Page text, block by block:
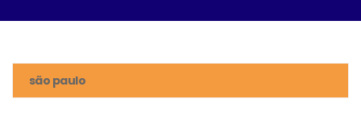
são paulo